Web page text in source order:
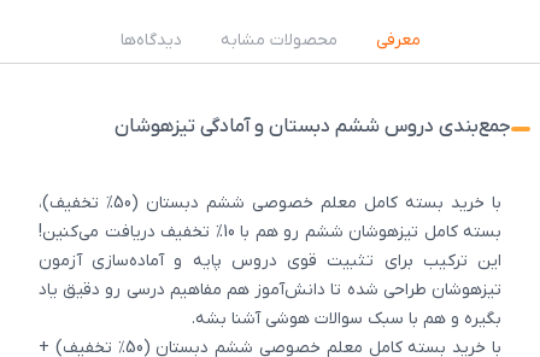
معرفی محصولات مشابه دیدگاه‌ها
جمع‌بندی دروس ششم دبستان و آمادگی تیزهوشان
با خرید بسته کامل معلم خصوصی ششم دبستان (50% تخفیف)،
بسته کامل تیزهوشان ششم رو هم با 10% تخفیف دریافت می‌کنین!
این ترکیب برای تثبیت قوی دروس پایه و آماده‌سازی آزمون
تیزهوشان طراحی شده تا دانش‌آموز هم مفاهیم درسی رو دقیق یاد
بگیره و هم با سبک سوالات هوشی آشنا بشه.
با خرید بسته کامل معلم خصوصی ششم دبستان (50٪ تخفیف) +